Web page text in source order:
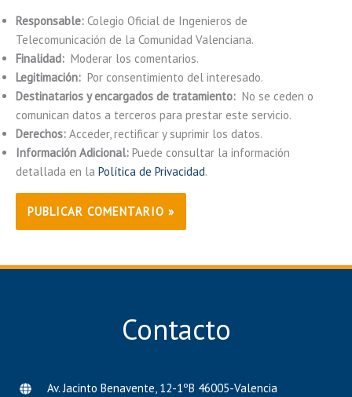
Responsable: Colegio Oficial de Ingenieros de
Telecomunicación de la Comunidad Valenciana.
Finalidad: Moderar los comentarios.
Legitimación: Por consentimiento del interesado.
Destinatarios y encargados de tratamiento: No se ceden o
comunican datos a terceros para prestar este servicio.
Derechos: Acceder, rectificar y suprimir los datos.
Información Adicional: Puede consultar la información
detallada en la Política de Privacidad.
Contacto
Av. Jacinto Benavente, 12-1ºB 46005-Valencia